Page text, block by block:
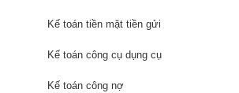
Kế toán tiền mặt tiền gửi
Kế toán công cụ dụng cụ
Kế toán công nợ